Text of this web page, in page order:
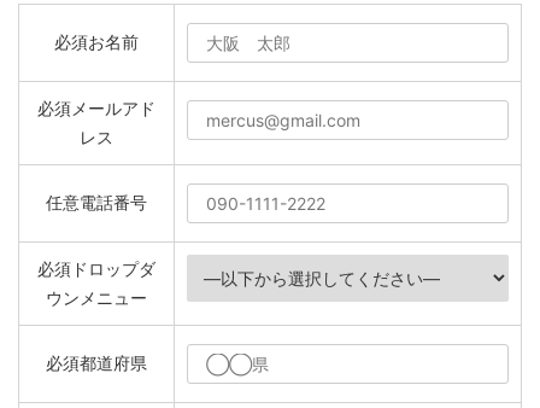
必須お名前
必須 メールアド
レス
任意電話番号
必須 ドロップダ
ウンメニュー
必須都道府県